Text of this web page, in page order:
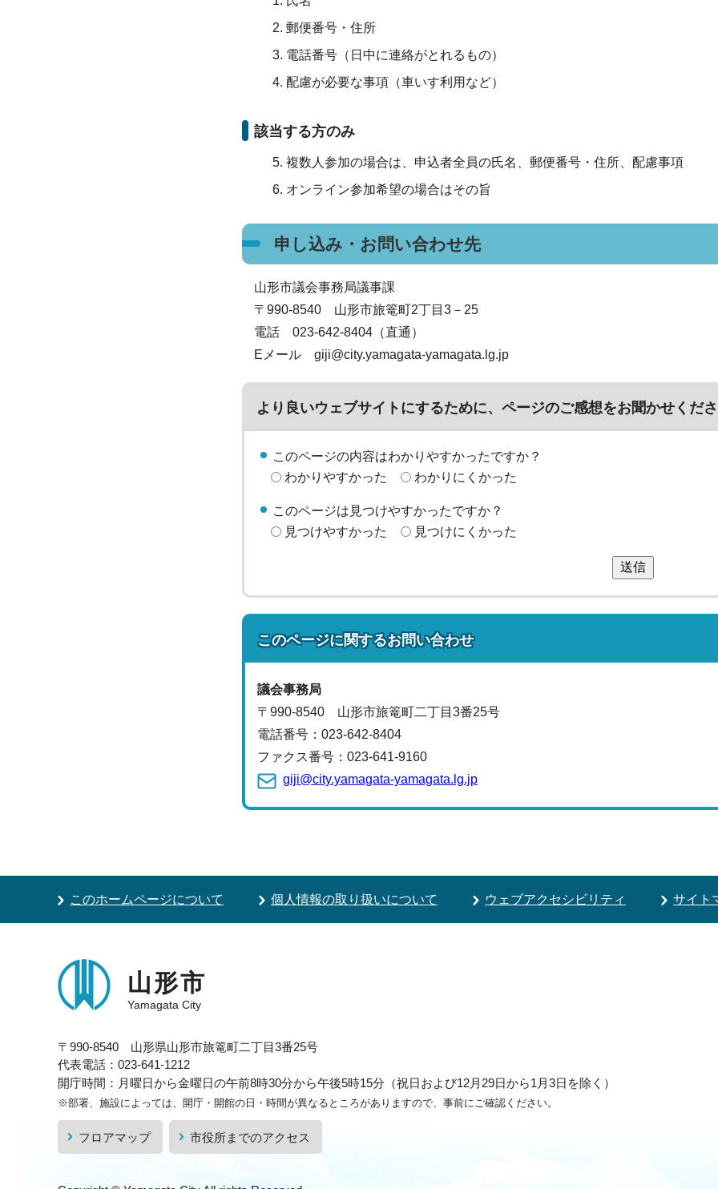
郵便番号・住所
電話番号（日中に連絡がとれるもの）
配慮が必要な事項（車いす利用など）
該当する方のみ
複数人参加の場合は、申込者全員の氏名、郵便番号・住所、配慮事項
オンライン参加希望の場合はその旨
申し込み・お問い合わせ先
山形市議会事務局議事課
〒990-8540 山形市旅篭町2丁目3－25
電話 023-642-8404（直通）
Eメール giji@city.yamagata-yamagata.lg.jp
より良いウェブサイトにするために、ページのご感想をお聞かせくだ
このページの内容はわかりやすかったですか？
わかりやすかった
わかりにくかった
このページは見つけやすかったですか？
見つけやすかった
見つけにくかった
送信
このページに関するお問い合わせ
議会事務局
〒990-8540 山形市旅篭町二丁目3番25号
電話番号： 023-642-8404
ファクス番号：023-641-9160
giji@city.yamagata-yamagata.lg.jp
このホームページについて 個人情報の取り扱いについて ウェブアクセシビリティ サイト
山形市
Yamagata City
〒990-8540 山形県山形市旅篭町二丁目3番25号
代表電話：023-641-1212
開庁時間：月曜日から金曜日の午前8時30分から午後5時15分（祝日および12月29日から1月3日を除く）
※部署、施設によっては、開庁・開館の日・時間が異なるところがありますので、事前にご確認ください。
フロアマップ 市役所までのアクセス